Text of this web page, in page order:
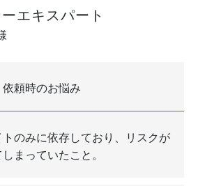
エキスパート
依頼時のお悩み
のみに依存しており、リスクが
まっていたこと。